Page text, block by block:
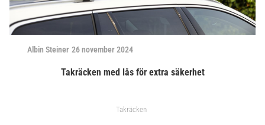
Albin Steiner 26 november 2024
Takräcken med lås för extra säkerhet
Takräcken